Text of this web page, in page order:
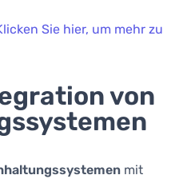
Sie hier, um mehr zu
von
mit